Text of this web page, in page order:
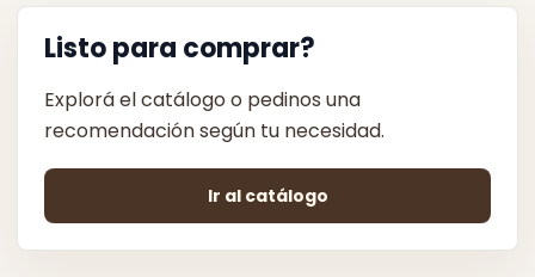
Listo para comprar?
Explorá el catálogo o pedinos una
recomendación según tu necesidad.
Ir al catálogo